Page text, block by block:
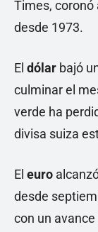
Times, coronó
desde 1973.
El dólar bajó
culminar el
verde ha
divisa suiza
El euro
desde
con un avance